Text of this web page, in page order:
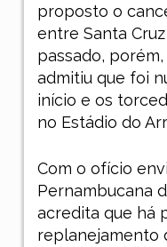
proposto o
entre Santa
passado,
admitiu que foi
início e os
no Estádio do
Com o ofício
Pernambucana
acredita que há
replanejamento